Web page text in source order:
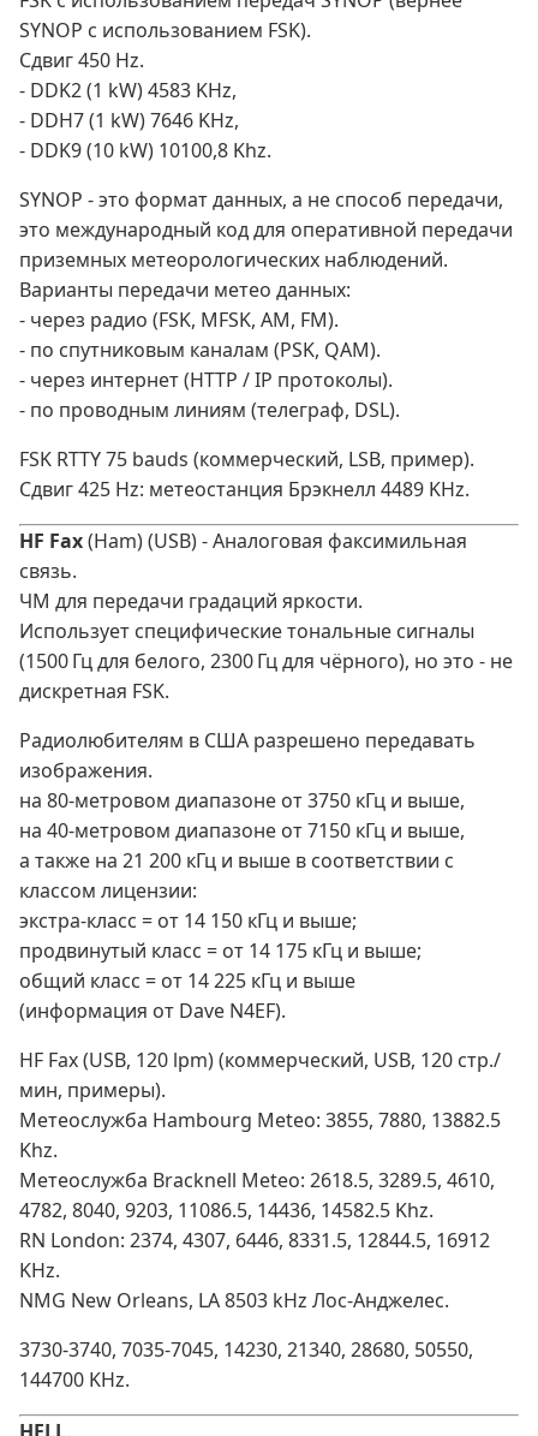
SYNOP с использованием FSK).
Сдвиг 450 Hz.
- DDK2 (1 kW) 4583 KHz,
- DDH7 (1 kW) 7646 KHz,
- DDK9 (10 kW) 10100,8 Khz.
SYNOP - это формат данных, а не способ передачи,
это международный код для оперативной передачи
приземных метеорологических наблюдений.
Варианты передачи метео данных:
- через радио (FSK, MFSK, AM, FM).
- по спутниковым каналам (PSK, QAM).
- через интернет (HTTP / IP протоколы).
- по проводным линиям (телеграф, DSL).
FSK RTTY 75 bauds (коммерческий, LSB, пример).
Сдвиг 425 Hz: метеостанция Брэкнелл 4489 KHz.
HF Fax(Ham) (USB) - Аналоговая факсимильная
связь.
ЧМ для передачи градаций яркости.
Использует специфические тональные сигналы
(1500 Гц для белого, 2300 Гц для чёрного), но это - не
дискретная FSK.
Радиолюбителям в США разрешено передавать
изображения.
на 80-метровом диапазоне от 3750 кГц и выше,
на 40-метровом диапазоне от 7150 кГц и выше,
а также на 21 200 кГц и выше в соответствии с
классом лицензии:
экстра-класс = от 14 150 кГц и выше;
продвинутый класс = от 14 175 кГц и выше;
общий класс = от 14 225 кГц и выше
(информация от Dave N4EF).
HF Fax (USB, 120 lpm) (коммерческий, USB, 120 стр./
мин, примеры).
Метеослужба Hambourg Meteo: 3855, 7880, 13882.5
Khz.
Метеослужба Bracknell Meteo: 2618.5, 3289.5, 4610,
4782, 8040, 9203, 11086.5, 14436, 14582.5 Khz.
RN London: 2374, 4307, 6446, 8331.5, 12844.5, 16912
KHz.
NMG New Orleans, LA 8503 kHz Лос-Анджелес.
3730-3740, 7035-7045, 14230, 21340, 28680, 50550,
144700 KHz.